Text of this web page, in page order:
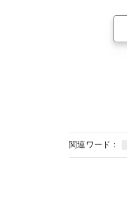
関連ワード：